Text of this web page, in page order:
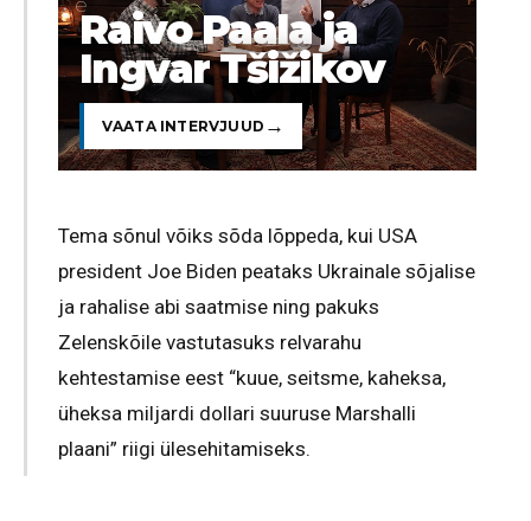
Raivo Paala ja
Ingvar Tšižikov
VAATA INTERVJUUD
Tema sõnul võiks sõda lõppeda, kui USA
president Joe Biden peataks Ukrainale sõjalise
ja rahalise abi saatmise ning pakuks
Zelenskõile vastutasuks relvarahu
kehtestamise eest “kuue, seitsme, kaheksa,
üheksa miljardi dollari suuruse Marshalli
plaani” riigi ülesehitamiseks.